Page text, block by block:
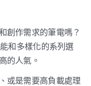
創作需求的筆電嗎？
和多樣化的系列選
的人氣。
或是需要高負載處理